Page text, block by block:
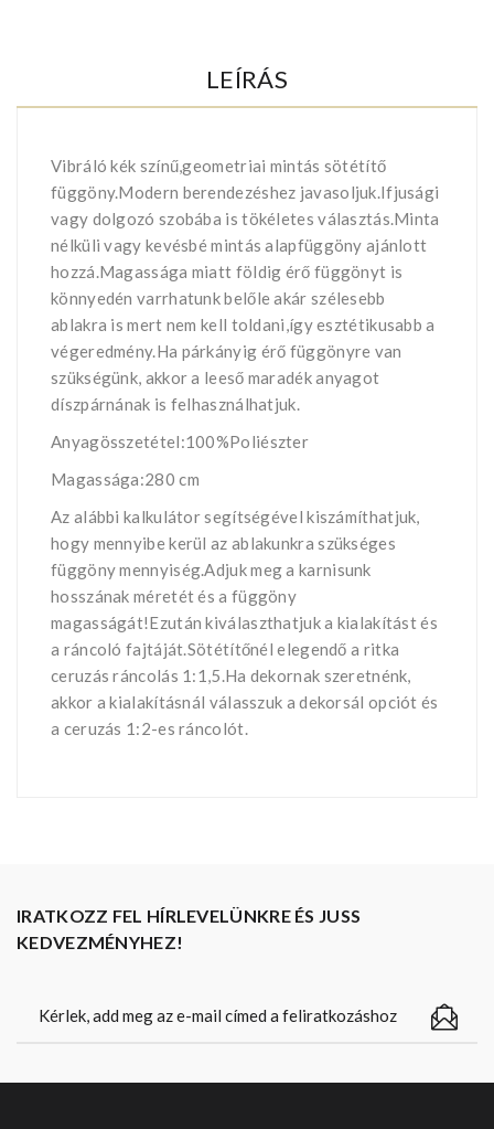
LEÍRÁS
Vibráló kék színű,geometriai mintás sötétítő
függöny.Modern berendezéshez javasoljuk.Ifjusági
vagy dolgozó szobába is tökéletes választás.Minta
nélküli vagy kevésbé mintás alapfüggöny ajánlott
hozzá.Magassága miatt földig érő függönyt is
könnyedén varrhatunk belőle akár szélesebb
ablakra is mert nem kell toldani,így esztétikusabb a
végeredmény.Ha párkányig érő függönyre van
szükségünk, akkor a leeső maradék anyagot
díszpárnának is felhasználhatjuk.
Anyagösszetétel:100%Poliészter
Magassága:280 cm
Az alábbi kalkulátor segítségével kiszámíthatjuk,
hogy mennyibe kerül az ablakunkra szükséges
függöny mennyiség.Adjuk meg a karnisunk
hosszának méretét és a függöny
magasságát!Ezután kiválaszthatjuk a kialakítást és
a ráncoló fajtáját.Sötétítőnél elegendő a ritka
ceruzás ráncolás 1:1,5.Ha dekornak szeretnénk,
akkor a kialakításnál válasszuk a dekorsál opciót és
a ceruzás 1:2-es ráncolót.
IRATKOZZ FEL HÍRLEVELÜNKRE ÉS JUSS
KEDVEZMÉNYHEZ!